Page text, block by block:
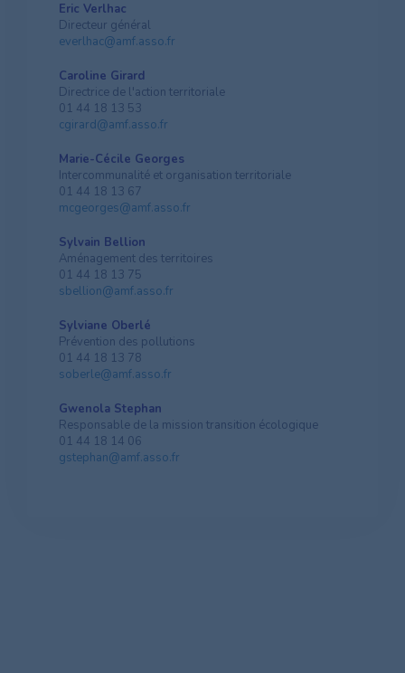
Eric Verlhac
Directeur général
everlhac@amf.asso.fr
Caroline Girard
Directrice de l'action territoriale
01 44 18 13 53
cgirard@amf.asso.fr
Marie-Cécile Georges
Intercommunalité et organisation territoriale
01 44 18 13 67
mcgeorges@amf.asso.fr
Sylvain Bellion
Aménagement des territoires
01 44 18 13 75
sbellion@amf.asso.fr
Sylviane Oberlé
Prévention des pollutions
01 44 18 13 78
soberle@amf.asso.fr
Gwenola Stephan
Responsable de la mission transition écologique
01 44 18 14 06
gstephan@amf.asso.fr